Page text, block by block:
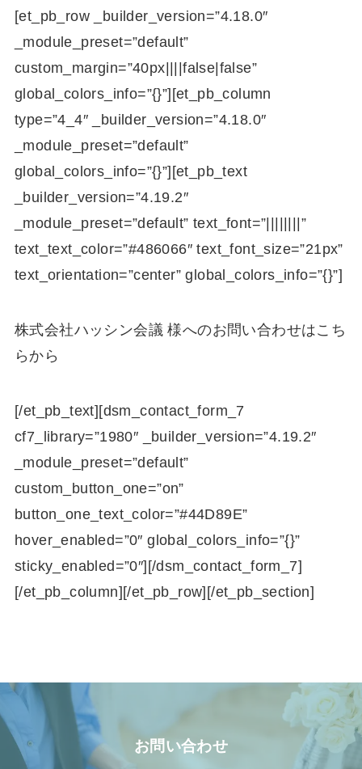
[et_pb_row _builder_version=”4.18.0″
_module_preset=”default”
custom_margin=”40px||||false|false”
global_colors_info=”{}”][et_pb_column
type=”4_4″ _builder_version=”4.18.0″
_module_preset=”default”
global_colors_info=”{}”][et_pb_text
_builder_version=”4.19.2″
_module_preset=”default” text_font=”||||||||”
text_text_color=”#486066″ text_font_size=”21px”
text_orientation=”center” global_colors_info=”{}”]
株式会社ハッシン会議 様へのお問い合わせはこち
らから
[/et_pb_text][dsm_contact_form_7
cf7_library=”1980″ _builder_version=”4.19.2″
_module_preset=”default”
custom_button_one=”on”
button_one_text_color=”#44D89E”
hover_enabled=”0″ global_colors_info=”{}”
sticky_enabled=”0″][/dsm_contact_form_7]
[/et_pb_column][/et_pb_row][/et_pb_section]
お問い合わせ